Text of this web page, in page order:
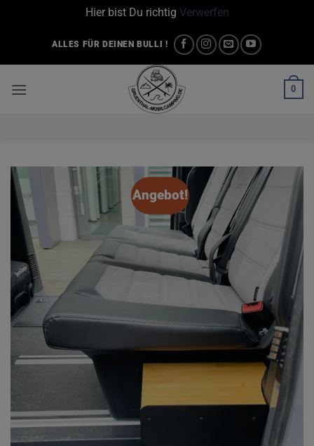
Hier bist Du richtig Verwerfen
springen
ALLES FÜR DEINEN BULLI !
0
Angebot!